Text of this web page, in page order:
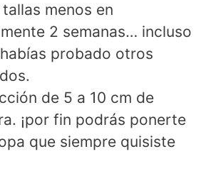
menos en
2 semanas… incluso
probado otros
de 5 a 10 cm de
¡por fin podrás ponerte
que siempre quisiste